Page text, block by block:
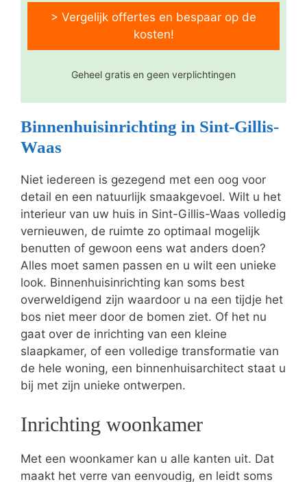
> Vergelijk offertes en bespaar op de
kosten!
Geheel gratis en geen verplichtingen
Binnenhuisinrichting in Sint-Gillis-
Waas
Niet iedereen is gezegend met een oog voor
detail en een natuurlijk smaakgevoel. Wilt u het
interieur van uw huis in Sint-Gillis-Waas volledig
vernieuwen, de ruimte zo optimaal mogelijk
benutten of gewoon eens wat anders doen?
Alles moet samen passen en u wilt een unieke
look. Binnenhuisinrichting kan soms best
overweldigend zijn waardoor u na een tijdje het
bos niet meer door de bomen ziet. Of het nu
gaat over de inrichting van een kleine
slaapkamer, of een volledige transformatie van
de hele woning, een binnenhuisarchitect staat u
bij met zijn unieke ontwerpen.
Inrichting woonkamer
Met een woonkamer kan u alle kanten uit. Dat
maakt het verre van eenvoudig, en leidt soms